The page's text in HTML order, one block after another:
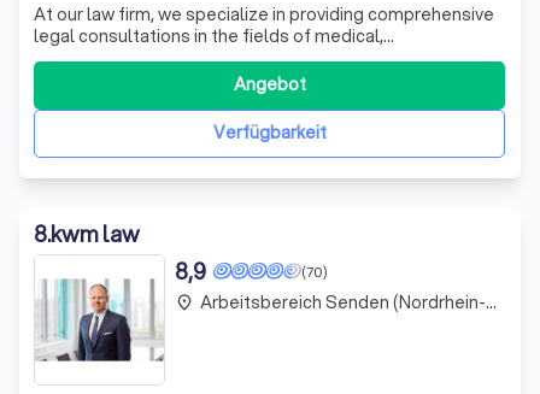
At our law firm, we specialize in providing comprehensive
legal consultations in the fields of medical,
pharmaceutical, and insurance law. Our expertise extends
to serving doctors, chief physicians, dentists,
pharmacists, psychotherapists, and even commercial law
professionals. We also cater to phar
Verfügbarkeit
Angebot
8.kwm law
(70)
8,9
place Arbeitsbereich Senden (Nordrhein-Westfalen)